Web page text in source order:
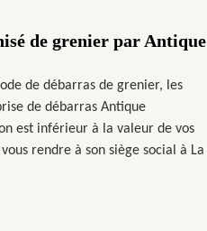
de grenier par Antique
de débarras de grenier, les
de débarras Antique
est inférieur à la valeur de vos
rendre à son siège social à La